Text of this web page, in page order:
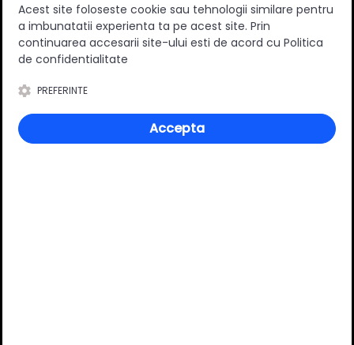
Întrebări și răspunsuri
Acest site foloseste cookie sau tehnologii similare pentru
a imbunatatii experienta ta pe acest site. Prin
continuarea accesarii site-ului esti de acord cu Politica
de confidentialitate
PREFERINTE
Accepta